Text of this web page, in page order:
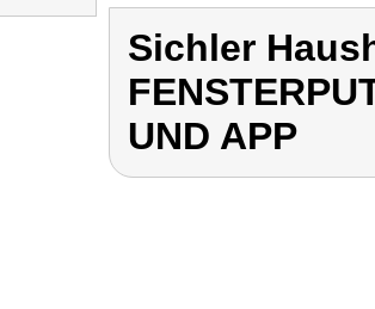
Sichler
UND APP